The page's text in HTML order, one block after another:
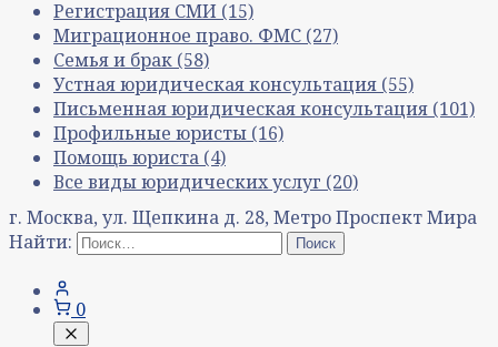
Регистрация СМИ (15)
Миграционное право. ФМС (27)
Семья и брак (58)
Устная юридическая консультация (55)
Письменная юридическая консультация (101)
Профильные юристы (16)
Помощь юриста (4)
Все виды юридических услуг (20)
г. Москва, ул. Щепкина д. 28, Метро Проспект Мира
Найти:
0